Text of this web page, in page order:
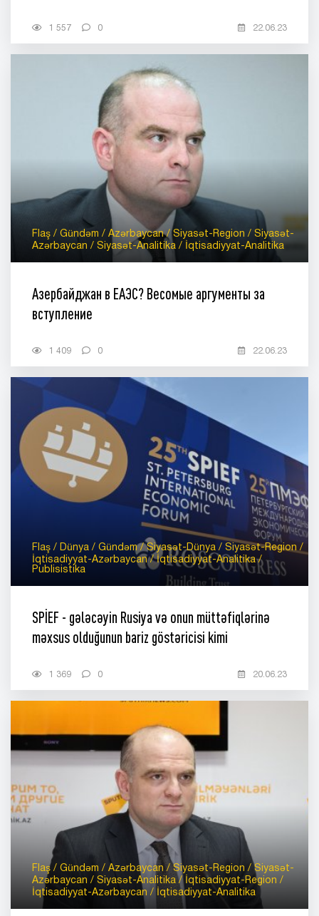
1 557 0 22.06.23
Flaş / Gündəm / Azərbaycan / Siyasət-Region / Siyasət-
Azərbaycan / Siyasət-Analitika / İqtisadiyyat-Analitika
Азербайджан в ЕАЭС? Весомые аргументы за
вступление
1 409 0 22.06.23
Flaş / Dünya / Gündəm / Siyasət-Dünya / Siyasət-Region /
İqtisadiyyat-Azərbaycan / İqtisadiyyat-Analitika /
Publisistika
SPİEF - gələcəyin Rusiya və onun müttəfiqlərinə
məxsus olduğunun bariz göstəricisi kimi
1 369 0 20.06.23
Flaş / Gündəm / Azərbaycan / Siyasət-Region / Siyasət-
Azərbaycan / Siyasət-Analitika / İqtisadiyyat-Region /
İqtisadiyyat-Azərbaycan / İqtisadiyyat-Analitika